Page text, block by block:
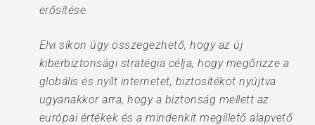
erősítése.
Elvi síkon úgy összegezhető, hogy az új
kiberbiztonsági stratégia célja, hogy megőrizze a
globális és nyílt internetet, biztosítékot nyújtva
ugyanakkor arra, hogy a biztonság mellett az
európai értékek és a mindenkit megillető alapvető